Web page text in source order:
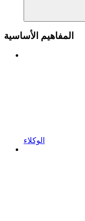
المفاهيم الأساسية
الوكلاء